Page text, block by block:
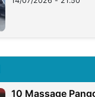
10 Massage